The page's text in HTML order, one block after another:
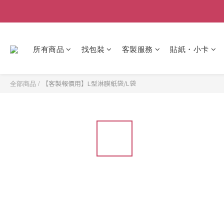
所有商品 找包裝 客製服務 貼紙・小卡
全部商品 / 【客製報價用】L型淋膜紙袋/L袋